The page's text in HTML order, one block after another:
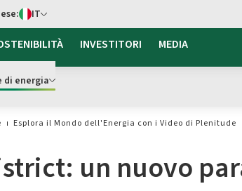
Lingua
IT
di energia
INVESTITORI MEDIA
Esplora il Mondo dell'Energia con i Video di Plenitude
un nuovo